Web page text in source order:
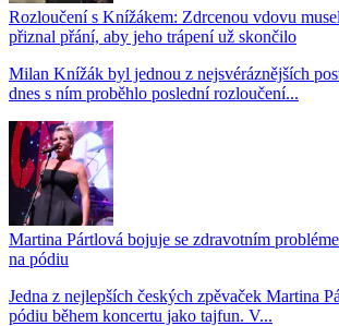
Rozloučení s Knížákem: Zdrcenou vdovu
přiznal přání, aby jeho trápení už skončilo
Milan Knížák byl jednou z nejsvéráznějších
dnes s ním proběhlo poslední rozloučení...
Martina Pártlová bojuje se zdravotním
na pódiu
Jedna z nejlepších českých zpěvaček Martina
pódiu během koncertu jako tajfun. V...